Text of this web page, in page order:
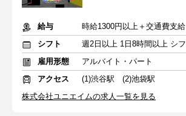
給与
時給1300円以上＋交通費支給
シフト
雇用形態
アルバイト・パート
アクセス
(1)渋谷駅 (2)池袋駅
株式会社ユニエイムの求人一覧を見る